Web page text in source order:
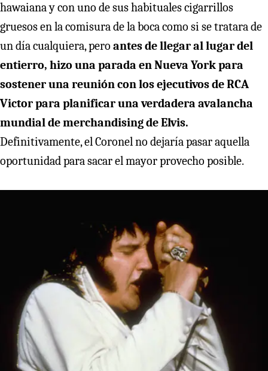
hawaiana y con uno de sus habituales cigarrillos
gruesos en la comisura de la boca como si se tratara de
un día cualquiera, pero antes de llegar al lugar del
entierro, hizo una parada en Nueva York para
sostener una reunión con los ejecutivos de RCA
Victor para planificar una verdadera avalancha
mundial de merchandising de Elvis.
Definitivamente, el Coronel no dejaría pasar aquella
oportunidad para sacar el mayor provecho posible.